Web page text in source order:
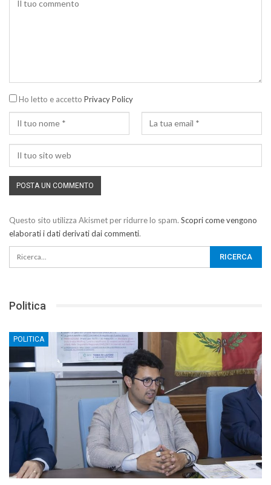
Ho letto e accetto Privacy Policy
Questo sito utilizza Akismet per ridurre lo spam. Scopri come vengono
elaborati i dati derivati dai commenti.
Politica
POLITICA